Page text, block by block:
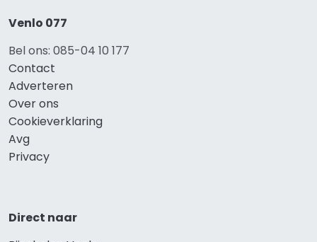
Venlo 077
Bel ons: 085-04 10 177
Contact
Adverteren
Over ons
Cookieverklaring
Avg
Privacy
Direct naar